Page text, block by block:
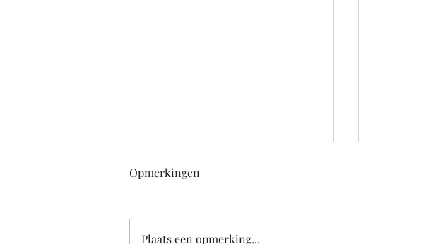
Marc de Hond stelt optredens
uit tot volgend seizoen
Opmerkingen
Plaats een opmerking...